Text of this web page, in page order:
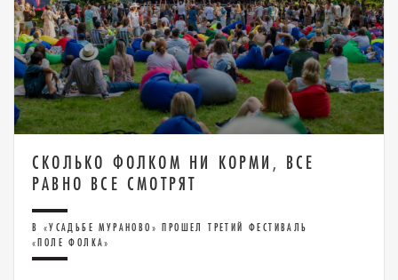
СКОЛЬКО ФОЛКОМ НИ КОРМИ, ВСЕ
РАВНО ВСЕ СМОТРЯТ
В «УСАДЬБЕ МУРАНОВО» ПРОШЕЛ ТРЕТИЙ ФЕСТИВАЛЬ
«ПОЛЕ ФОЛКА»